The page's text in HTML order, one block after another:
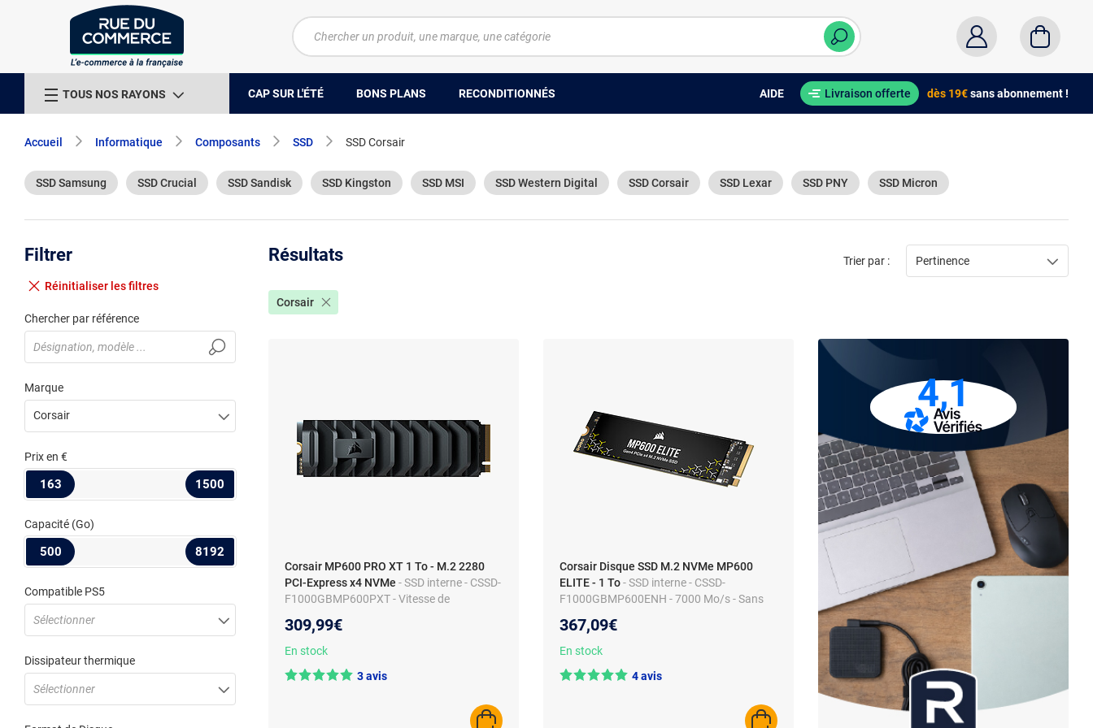
TOUS NOS RAYONS CAP SUR L'ÉTÉ BONS PLANS RECONDITIONNÉS AIDE Livraison offerte dès 19€sans abonnement !
Accueil Informatique Composants SSD SSD Corsair
SSD Samsung SSD Crucial SSD Sandisk SSD Kingston SSD MSI SSD Western Digital SSD Corsair SSD Lexar SSD PNY SSD Micron
Filtrer
Réinitialiser les filtres
Chercher par référence
Marque
Corsair
Prixen €
163 1500
Capacité (Go)
500 8192
Compatible PS5
Sélectionner
Dissipateur thermique
Sélectionner
Résultats
Corsair
Trier par : Pertinence
Corsair MP600 PRO XT 1 To - M.2 2280
PCI-Express x4 NVMe - SSD interne - CSSD-
F1000GBMP600PXT - Vitesse de
100/6 800 Mo/s
309,99€
En stock
3 avis
Corsair Disque SSD M.2 NVMe MP600
ELITE - 1 To- SSD interne - CSSD-
F1000GBMP600ENH - 7000 Mo/s - Sans
367,09€
En stock
4 avis
4,1